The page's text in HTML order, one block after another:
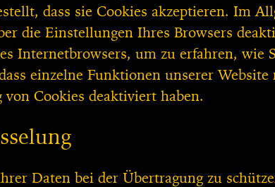
dass sie Cookies akzeptieren. Im
die Einstellungen Ihres Browsers
Internetbrowsers, um zu erfahren, wie
einzelne Funktionen unserer
von Cookies deaktiviert haben.
Daten bei der Übertragung zu